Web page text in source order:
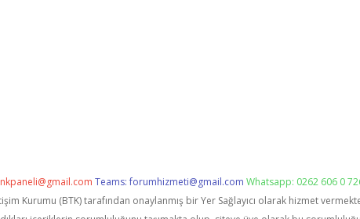
Teams:forumhizmeti@gmail.com Whatsapp: 0262 606 0
Kurumu (BTK) tarafından onaylanmış bir Yer Sağlayıcı olarak hizmet